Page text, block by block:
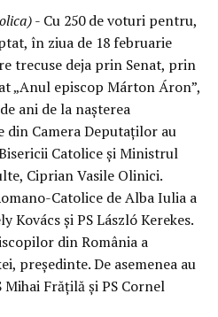
- Cu 250 de voturi pentru,
în ziua de 18 februarie
trecuse deja prin Senat, prin
„Anul episcop Márton Áron”,
ani de la nașterea
din Camera Deputaților au
Catolice și Ministrul
Ciprian Vasile Olinici.
Catolice de Alba Iulia a
Kovács și PS László Kerekes.
din România a
președinte. De asemenea au
Mihai Frățilă și PS Cornel